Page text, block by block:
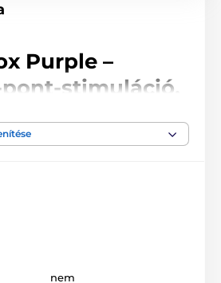
Purple –
stimuláció,
közvetlenül Önre reagáljon. A
amely a hangok erőssége
vibráció intenzitását. Minél
inkább hallatja az izgalmát,
reagálhat a Nox.
nem